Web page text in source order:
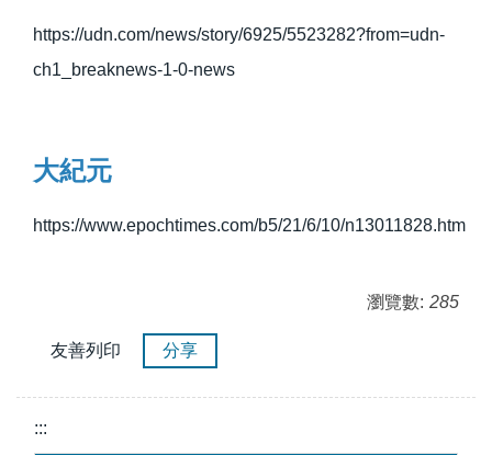
https://udn.com/news/story/6925/5523282?from=udn-
ch1_breaknews-1-0-news
大紀元
https://www.epochtimes.com/b5/21/6/10/n13011828.htm
瀏覽數: 285
友善列印 分享
:::